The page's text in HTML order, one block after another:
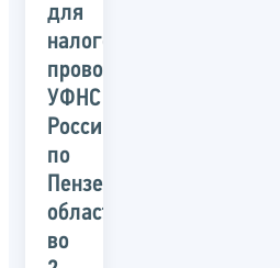
для
налогоплательщиков,
проводимых
УФНС
России
по
Пензенской
области
во